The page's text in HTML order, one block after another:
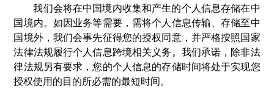
我们会将在中国境内收集和产生的个人信息存储在中
国境内。如因业务等需要，需将个人信息传输、存储至中
国境外，我们会事先征得您的授权同意，并严格按照国家
法律法规履行个人信息跨境相关义务。我们承诺，除非法
律法规另有要求，您的个人信息的存储时间将处于实现您
授权使用的目的所必需的最短时间。